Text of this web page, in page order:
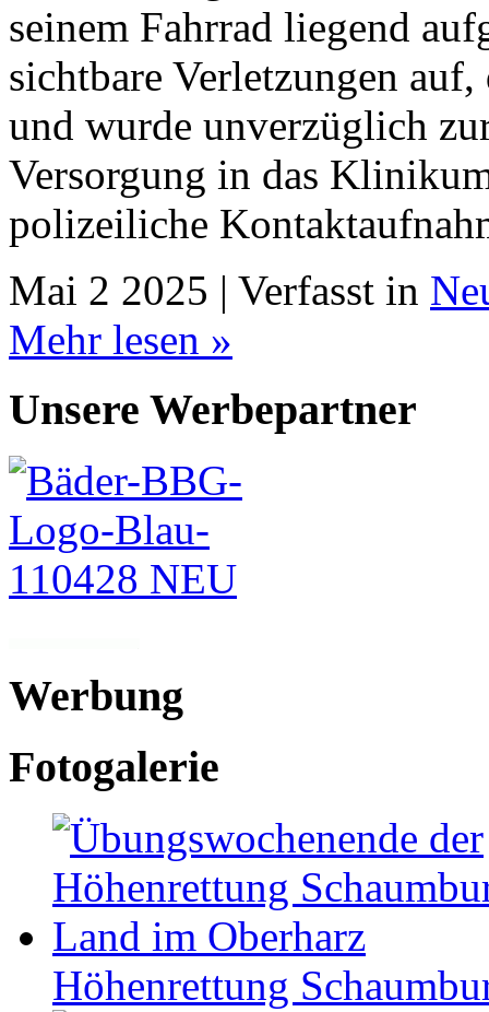
seinem Fahrrad liegend
sichtbare Verletzungen
und wurde unverzüglich
Versorgung in das
polizeiliche
Mai 2 2025 | Verfasst in
Mehr lesen »
Unsere Werbepartner
Werbung
Fotogalerie
Höhen­ret­tung